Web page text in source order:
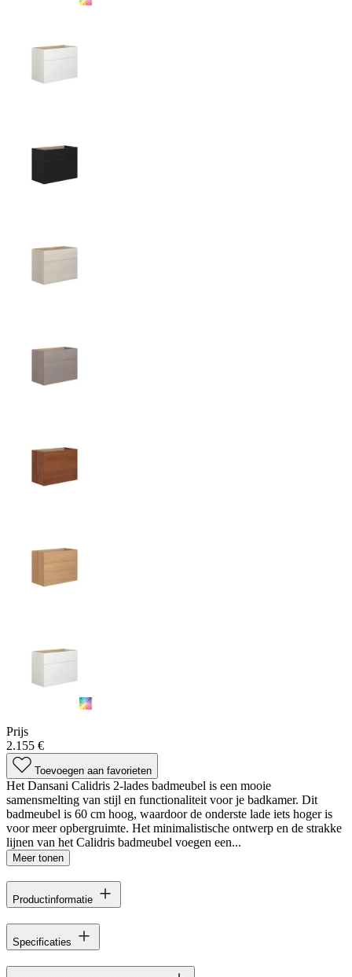
Prijs
2.155 €
Toevoegen aan favorieten
Het Dansani Calidris 2-lades badmeubel is een mooie
samensmelting van stijl en functionaliteit voor je badkamer. Dit
badmeubel is 60 cm hoog, waardoor de onderste lade iets hoger is
voor meer opbergruimte. Het minimalistische ontwerp en de strakke
lijnen van het Calidris badmeubel voegen een...
Meer tonen
Productinformatie
Specificaties